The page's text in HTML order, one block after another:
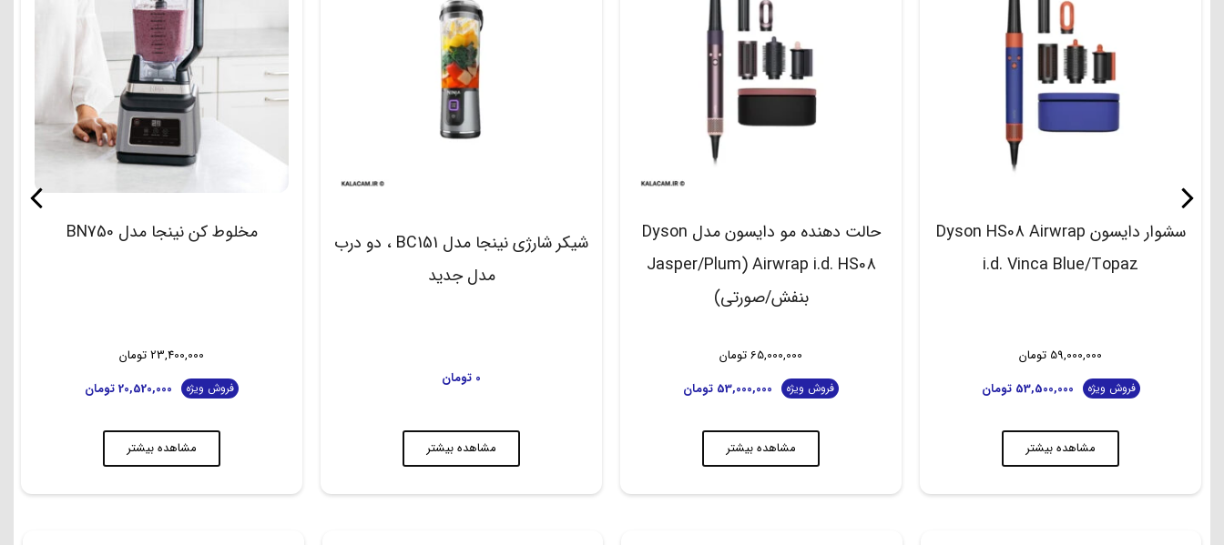
سشوار دایسون Dyson HS08 Airwrap
i.d. Vinca Blue/Topaz
59,000,000 تومان
فروش ویژه 53,500,000 تومان
مشاهده بیشتر
حالت دهنده مو دایسون مدل Dyson
Airwrap i.d. HS08 (Jasper/Plum
بنفش/صورتی)
65,000,000تومان
فروش ویژه 53,000,000 تومان
مشاهده بیشتر
شیکر شارژی نینجا مدل BC151 ، دو درب
مدل جدید
0 تومان
مشاهده بیشتر
مخلوط کن نینجا مدل BN750
23,400,000تومان
فروش ویژه 20,520,000تومان
مشاهده بیشتر